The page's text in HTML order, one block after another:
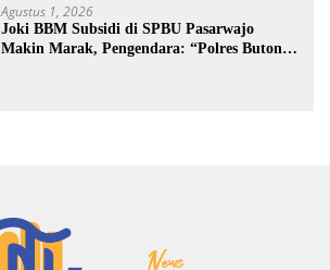
Agustus 1, 2026
Joki BBM Subsidi di SPBU Pasarwajo
Makin Marak, Pengendara: “Polres Buton